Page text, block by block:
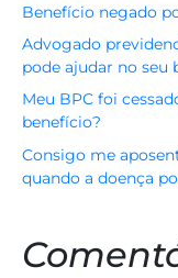
Benefício negado
Advogado
pode ajudar no seu
Meu BPC foi
benefício?
Consigo me
quando a doença